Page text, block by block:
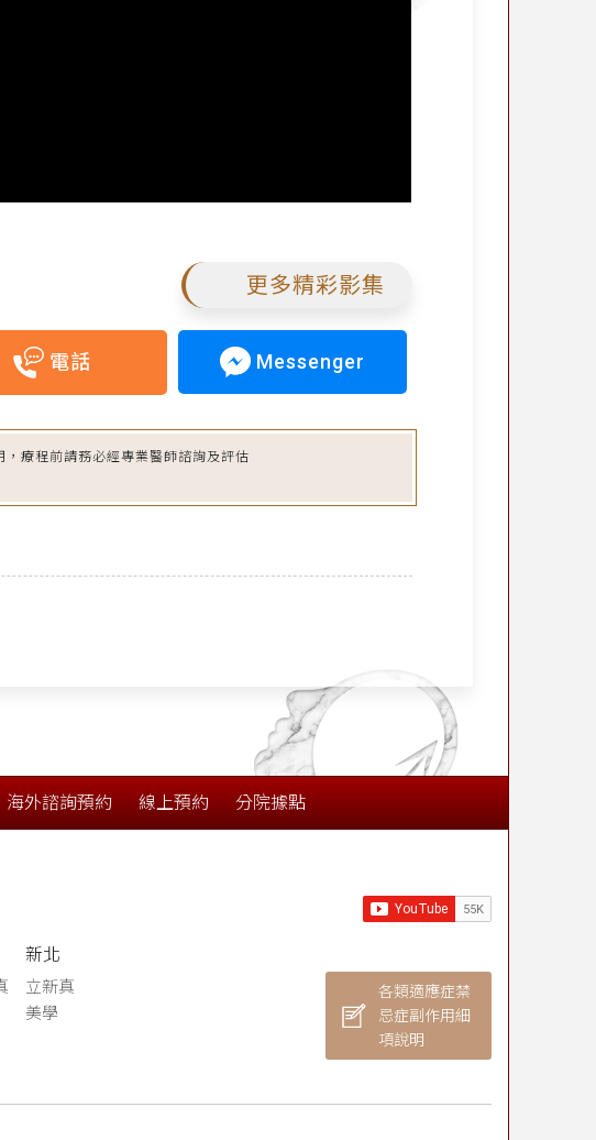
更多精彩影集
電話 Messenger
療程前請務必經專業醫師諮詢及評估
海外諮詢預約 線上預約 分院據點
新北
立新真
美學
各類適應症禁
忌症副作用細
項說明